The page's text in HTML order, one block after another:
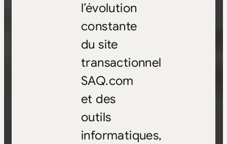
l’évolution
constante
du site
transactionnel
SAQ.com
et des
outils
informatiques,